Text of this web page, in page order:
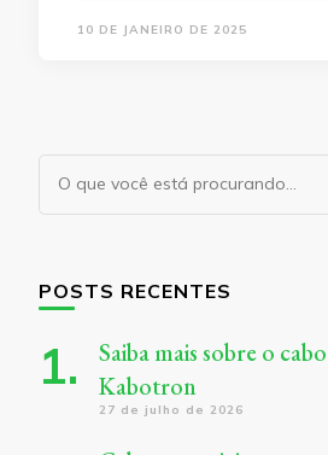
10 DE JANEIRO DE 2025
Procurando
algo?
POSTS RECENTES
Saiba mais sobre o
Kabotron
27 de julho de 2026